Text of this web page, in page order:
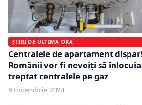
ȘTIRI DE ULTIMĂ ORĂ
Centralele de apartament dispar!
Românii vor fi nevoiți să
treptat centralele pe gaz
8 noiembrie 2024